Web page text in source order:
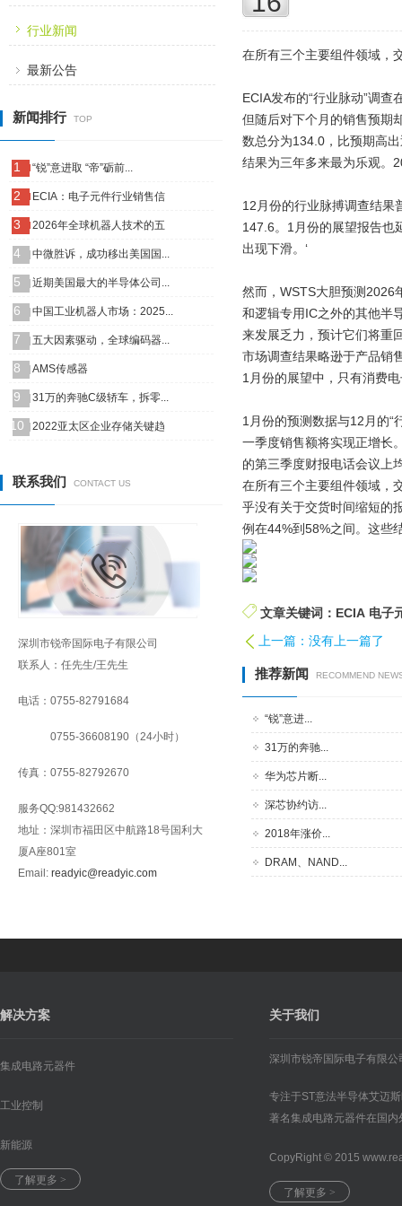
行业新闻
最新公告
新闻排行 TOP
1 “锐”意进取 “帝”砺前...
2 ECIA：电子元件行业销售信
3 2026年全球机器人技术的五
4 中微胜诉，成功移出美国国...
5 近期美国最大的半导体公司...
6 中国工业机器人市场：2025...
7 五大因素驱动，全球编码器...
8 AMS传感器
9 31万的奔驰C级轿车，拆零...
10 2022亚太区企业存储关键趋
联系我们 CONTACT US
深圳市锐帝国际电子有限公司
联系人：任先生/王先生
电话：0755-82791684
0755-36608190（24小时）
传真：0755-82792670
服务QQ:981432662
地址：深圳市福田区中航路18号国利大
厦A座801室
Email: readyic@readyic.com
在所有三个主要组件领域，
ECIA发布的“行业脉动”调
但随后对下个月的销售预期
数总分为134.0，比预期高
结果为三年多来最为乐观。
12月份的行业脉搏调查结果
147.6。1月份的展望报告也
出现下滑。‘
然而，WSTS大胆预测2026
和逻辑专用IC之外的其他
来发展乏力，预计它们将重
市场调查结果略逊于产品销
1月份的展望中，只有消费
1月份的预测数据与12月的“
一季度销售额将实现正增长
的第三季度财报电话会议上
在所有三个主要组件领域，
乎没有关于交货时间缩短的
例在44%到58%之间。这些
文章关键词：ECIA 电子
上一篇：没有上一篇了
推荐新闻 RECOMMEND
“锐”意进...
31万的奔驰...
华为芯片断...
深芯协约访...
2018年涨价...
DRAM、NAND...
解决方案
集成电路元器件
工业控制
新能源
了解更多 >
关于我们
深圳市锐帝国际电子有限公
专注于ST意法半导体艾迈
著名集成电路元器件在国内
CopyRight © 2015
了解更多 >